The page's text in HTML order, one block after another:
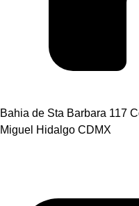
Bahia de Sta Barbara 117
Miguel Hidalgo CDMX